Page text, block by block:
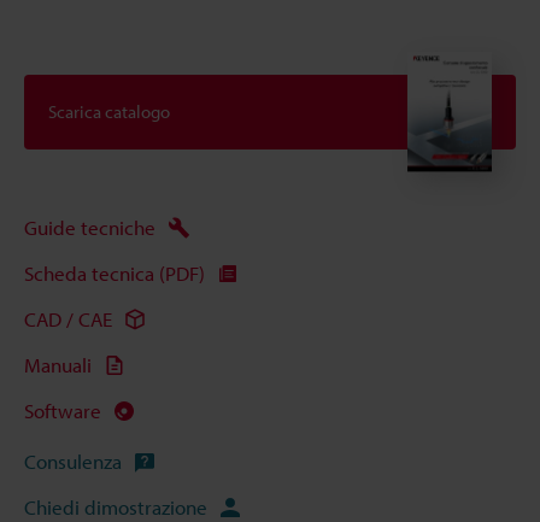
Scarica catalogo
Guide tecniche
Scheda tecnica (PDF)
CAD / CAE
Manuali
Software
Consulenza
Chiedi dimostrazione